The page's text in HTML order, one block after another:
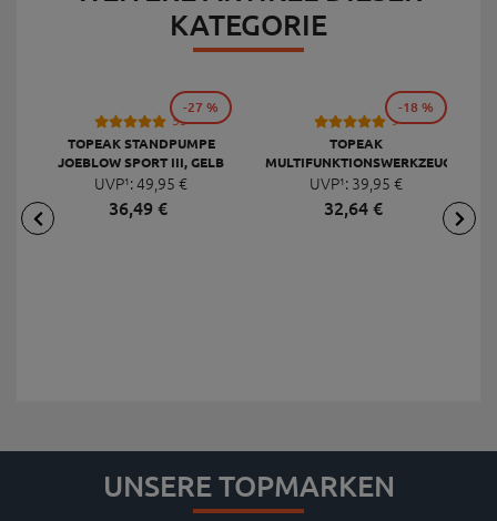
KATEGORIE
53
TOPEAK STANDPUMPE
JOEBLOW SPORT III, GELB
UVP¹:49,95 €
36,49€
-27 %
9
TOPEAK
MULTIFUNKTIONSWERKZEUG
MINI 20 PRO
UVP¹: 39,95 €
32,64€
-18 %
UNSERE TOPMARKEN